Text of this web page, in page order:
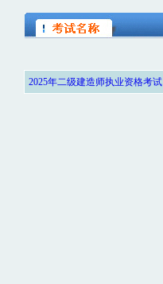
2025年二级建造师执业资格考试